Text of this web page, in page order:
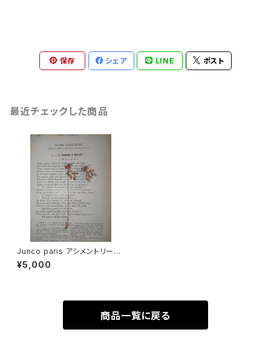
保存 シェア LINE ポスト
最近チェックした商品
Junco paris アシメントリーピ
アス sale
¥5,000
商品一覧に戻る